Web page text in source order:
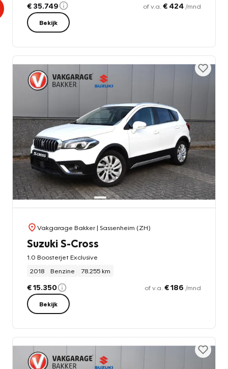
€ 35.749 of v.a. € 424 /mnd
Bekijk
Vakgarage Bakker| Sassenheim (ZH)
Suzuki S-Cross
1.0 Boosterjet Exclusive
2018
Benzine 78.255 km
€ 15.350 of v.a. € 186 /mnd
Bekijk